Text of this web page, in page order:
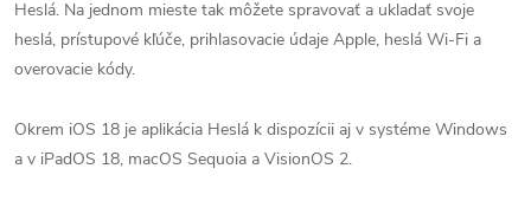
Heslá. Na jednom mieste tak môžete spravovať a ukladať svoje
heslá, prístupové kľúče, prihlasovacie údaje Apple, heslá Wi-Fi a
overovacie kódy.
Okrem iOS 18 je aplikácia Heslá k dispozícii aj v systéme Windows
a v iPadOS 18, macOS Sequoia a VisionOS 2.